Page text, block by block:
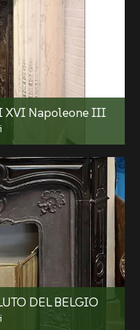
XVI Napoleone III
DEL BELGIO